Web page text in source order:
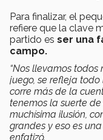
Para finalizar, el
refiere que la clave
partido es ser una
campo.
“Nos llevamos
juego, se refleja todo
corre más de la
tenemos la suerte
muchísima ilusión,
grandes y eso es
enfatizó.